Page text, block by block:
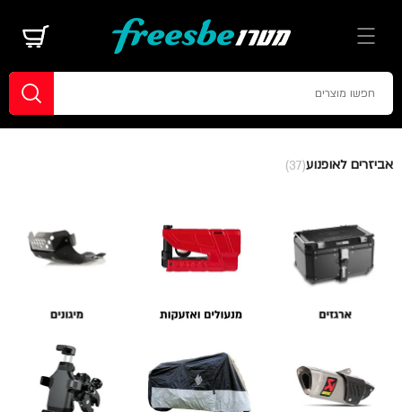
אביזרים לאופנוע(37)